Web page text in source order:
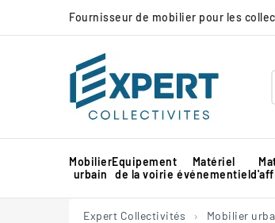
Fournisseur de mobilier pour les
Mobilier
urbain
Equipement
de la voirie
Matériel
événementiel
Expert Collectivités Mobilier